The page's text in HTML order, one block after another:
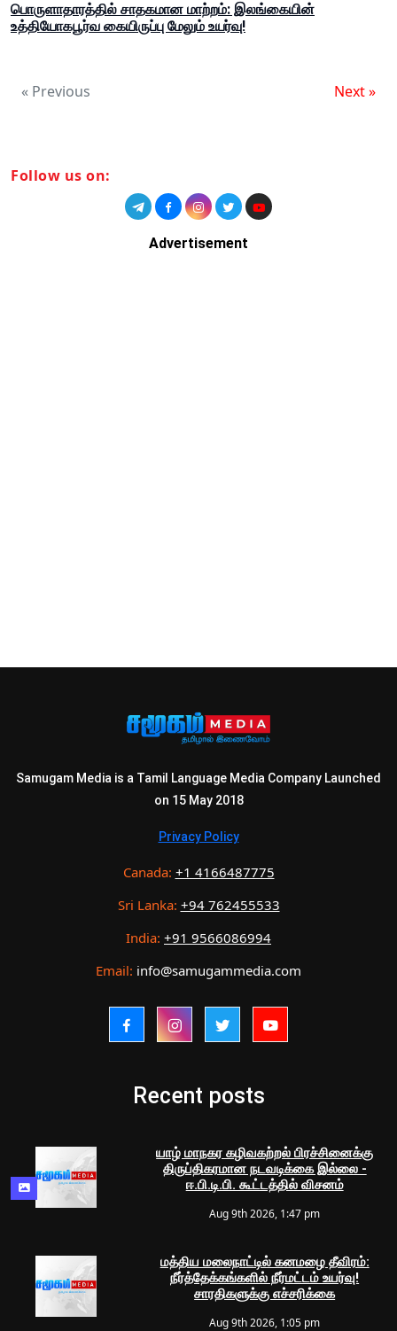
பொருளாதாரத்தில் சாதகமான மாற்றம்: இலங்கையின்
உத்தியோகபூர்வ கையிருப்பு மேலும் உயர்வு!
« Previous Next »
Follow us on:
Advertisement
Samugam Media is a Tamil Language Media Company Launched
on 15 May 2018
Privacy Policy
Canada: +1 4166487775
Sri Lanka: +94 762455533
India: +91 9566086994
Email: info@samugammedia.com
Recent posts
யாழ் மாநகர கழிவகற்றல் பிரச்சினைக்கு
திருப்திகரமான நடவடிக்கை இல்லை -
ஈ.பி.டி.பி. கூட்டத்தில் விசனம்
Aug 9th 2026, 1:47 pm
மத்திய மலைநாட்டில் கனமழை தீவிரம்:
நீர்த்தேக்கங்களில் நீர்மட்டம் உயர்வு!
சாரதிகளுக்கு எச்சரிக்கை
Aug 9th 2026, 1:05 pm